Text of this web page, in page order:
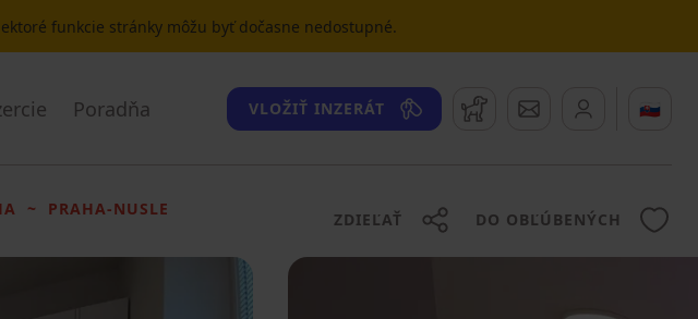
funkcie stránky môžu byť dočasne nedostupné.
Poradňa VLOŽIŤ INZERÁT Strážny pesSprávy 🇸🇰
PRAHA-NUSLE
ZDIEĽAŤ DO OBĽÚBENÝCH